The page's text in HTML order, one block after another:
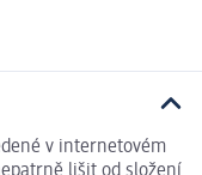
v internetovém